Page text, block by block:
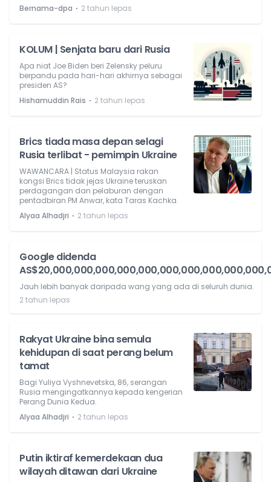
Bernama-dpa ⋅ 2 tahun lepas
KOLUM | Senjata baru dari Rusia
Apa niat Joe Biden beri Zelensky peluru
berpandu pada hari-hari akhirnya sebagai
presiden AS?
Hishamuddin Rais ⋅ 2 tahun lepas
Brics tiada masa depan selagi
Rusia terlibat - pemimpin Ukraine
WAWANCARA | Status Malaysia rakan
kongsi Brics tidak jejas Ukraine teruskan
perdagangan dan pelaburan dengan
pentadbiran PM Anwar, kata Taras Kachka.
Alyaa Alhadjri ⋅ 2 tahun lepas
Google didenda
Jauh lebih banyak daripada wang yang ada di seluruh dunia.
2 tahun lepas
Rakyat Ukraine bina semula
kehidupan di saat perang belum
tamat
Bagi Yuliya Vyshnevetska, 86, serangan
Rusia mengingatkannya kepada kengerian
Perang Dunia Kedua.
Alyaa Alhadjri ⋅ 2 tahun lepas
Putin iktiraf kemerdekaan dua
wilayah ditawan dari Ukraine